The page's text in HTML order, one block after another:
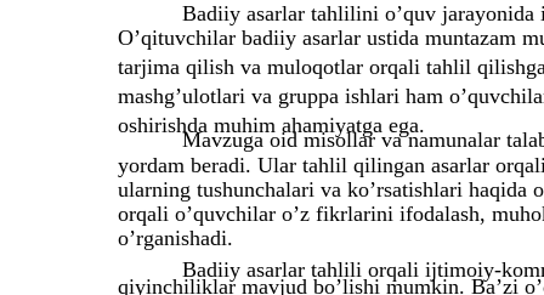
Badiiy asarlar tahlilini o’quv jarayonida
O’qituvchilar badiiy asarlar ustida muntazam
tarjima qilish va muloqotlar orqali tahlil
mashg’ulotlari va gruppa ishlari ham
oshirishda muhim ahamiyatga ega.
Mavzuga oid misollar va namunalar
yordam beradi. Ular tahlil qilingan asarlar
ularning tushunchalari va ko’rsatishlari haqida
orqali o’quvchilar o’z fikrlarini ifodalash,
o’rganishadi.
Badiiy asarlar tahlili orqali ijtimoiy-
qiyinchiliklar mavjud bo’lishi mumkin. Ba’zi